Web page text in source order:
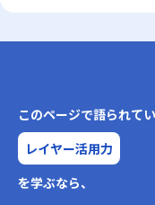
このページで語られて
レイヤー活用力
を学ぶなら、